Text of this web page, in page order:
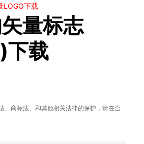
LOGO下载
量标志
下载
、商标法、和其他相关法律的保护，请在合